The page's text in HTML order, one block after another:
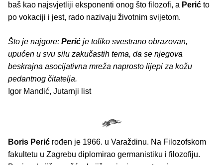
baš kao najsvjetliji eksponenti onog što filozofi, a Perić to
po vokaciji i jest, rado nazivaju životnim svijetom.
Što je najgore: Perić je toliko svestrano obrazovan,
upućen u svu silu zakučastih tema, da se njegova
beskrajna asocijativna mreža naprosto lijepi za kožu
pedantnog čitatelja.
Igor Mandić, Jutarnji list
Boris Perić rođen je 1966. u Varaždinu. Na Filozofskom
fakultetu u Zagrebu diplomirao germanistiku i filozofiju.